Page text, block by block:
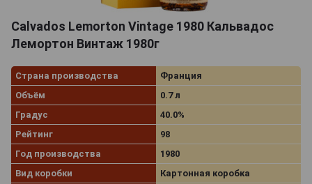
Calvados Lemorton Vintage 1980 Кальвадос
Лемортон Винтаж 1980г
Страна производства
Франция
Объём
0.7 л
Градус
40.0%
Рейтинг
98
Год производства
1980
Вид коробки
Картонная коробка